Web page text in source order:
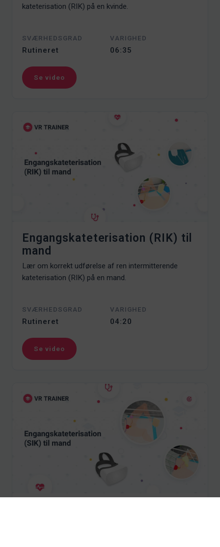
kateterisation (RIK) på en kvinde.
SVÆRHEDSGRAD
Rutineret
VARIGHED
06:35
Se video
Engangskateterisation (RIK) til
mand
Lær om korrekt udførelse af ren intermitterende
kateterisation (RIK) på en mand.
SVÆRHEDSGRAD
Rutineret
VARIGHED
04:20
Se video